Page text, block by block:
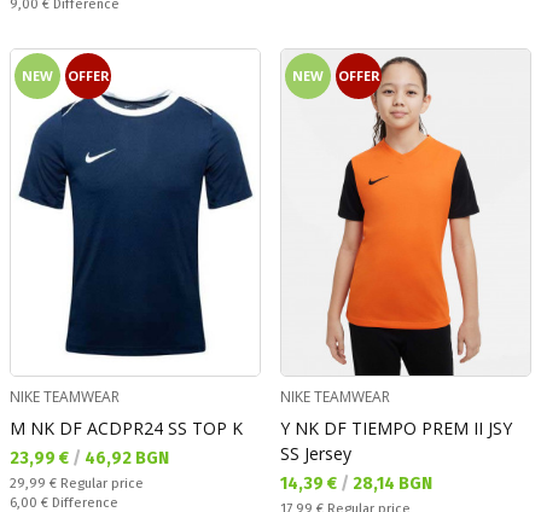
9,00 € Difference
NEW OFFER
NIKE TEAMWEAR
M NK DF ACDPR24 SS TOP K
Текуща цена:
23,99 € / 46,92 BGN
Regular price:
29,99 € Regular price
Спестявате:
6,00 € Difference
NEW OFFER
NIKE TEAMWEAR
Y NK DF TIEMPO PREM II JSY
SS Jersey
Текуща цена:
14,39 € / 28,14 BGN
Regular price: